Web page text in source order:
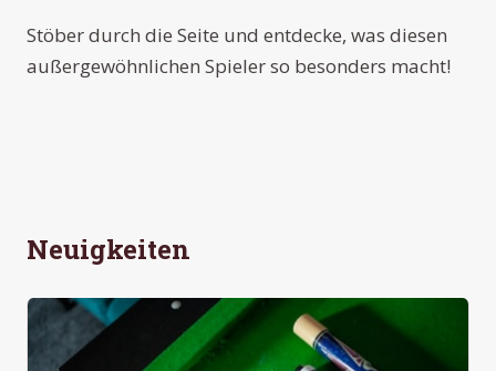
Stöber durch die Seite und entdecke, was diesen
außergewöhnlichen Spieler so besonders macht!
Neuigkeiten